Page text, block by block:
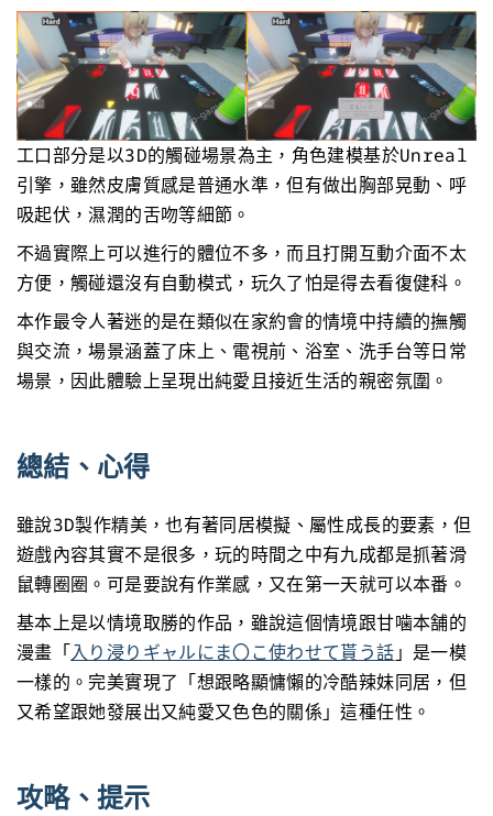
工口部分是以3D的觸碰場景為主，角色建模基於Unreal
引擎，雖然皮膚質感是普通水準，但有做出胸部晃動、呼
吸起伏，濕潤的舌吻等細節。
不過實際上可以進行的體位不多，而且打開互動介面不太
方便，觸碰還沒有自動模式，玩久了怕是得去看復健科。
本作最令人著迷的是在類似在家約會的情境中持續的撫觸
與交流，場景涵蓋了床上、電視前、浴室、洗手台等日常
場景，因此體驗上呈現出純愛且接近生活的親密氛圍。
總結、心得
雖說3D製作精美，也有著同居模擬、屬性成長的要素，但
遊戲內容其實不是很多，玩的時間之中有九成都是抓著滑
鼠轉圈圈。可是要說有作業感，又在第一天就可以本番。
基本上是以情境取勝的作品，雖說這個情境跟甘噛本舗的
漫畫「入り浸りギャルにま〇こ使わせて貰う話 」是一模
一樣的。完美實現了「想跟略顯慵懶的冷酷辣妹同居，但
又希望跟她發展出又純愛又色色的關係」這種任性。
攻略、提示